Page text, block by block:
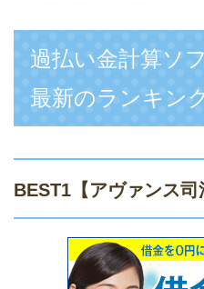
過払い金計算ソ
最新のランキン
BEST1 【アヴァンス